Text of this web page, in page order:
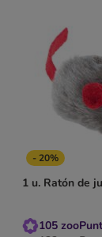
- 20%
1 u. Ratón de
105